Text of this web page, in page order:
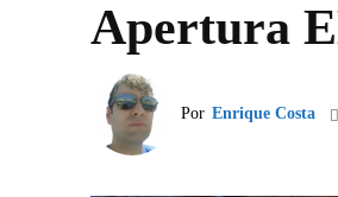
Apertura
Por Enrique Costa